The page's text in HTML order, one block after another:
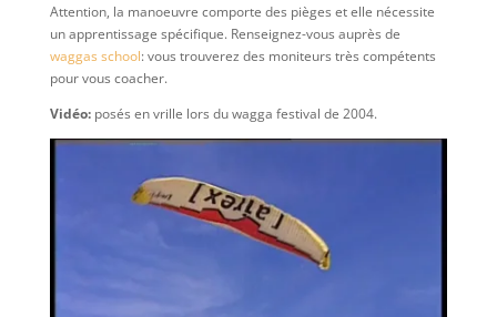
Attention, la manoeuvre comporte des pièges et elle nécessite
un apprentissage spécifique. Renseignez-vous auprès de
waggas school: vous trouverez des moniteurs très compétents
pour vous coacher.
Vidéo:posés en vrille lors du wagga festival de 2004.